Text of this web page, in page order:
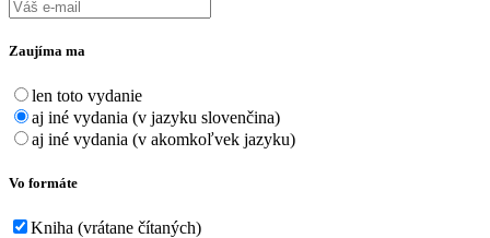
Zaujíma ma
len toto vydanie
aj iné vydania (v jazyku slovenčina)
aj iné vydania (v akomkoľvek jazyku)
Vo formáte
Kniha (vrátane čítaných)